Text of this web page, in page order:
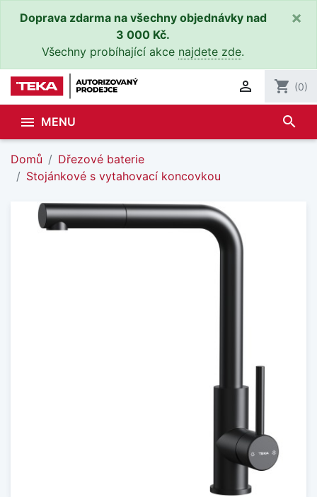
Doprava zdarma na všechny objednávky nad
3 000 Kč.
Všechny probíhající akce najdete zde.
×
 shopping_cart (0)
 MENU search
Domů
Dřezové baterie
Stojánkové s vytahovací koncovkou